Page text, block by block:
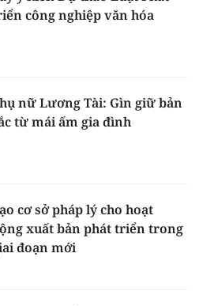
công nghiệp văn hóa
nữ Lương Tài: Gìn giữ bản
từ mái ấm gia đình
cơ sở pháp lý cho hoạt
xuất bản phát triển trong
đoạn mới